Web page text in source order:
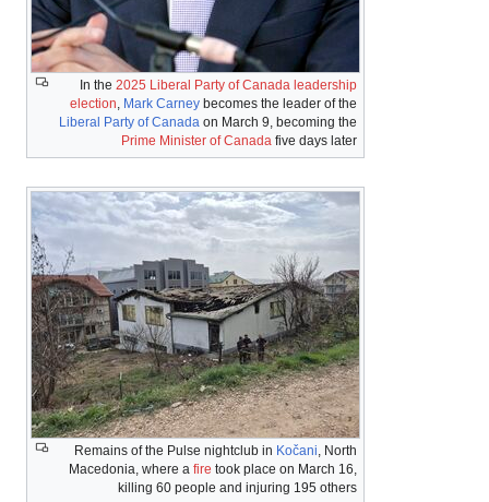
In the 2025 Liberal Party of Canada leadership
election, Mark Carney becomes the leader of the
Liberal Party of Canada on March 9, becoming the
Prime Minister of Canada five days later
Remains of the Pulse nightclub in Kočani , North
Macedonia, where a fire took place on March 16,
killing 60 people and injuring 195 others